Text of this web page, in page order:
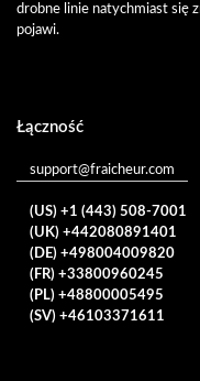
drobne linie natychmiast się
pojawi.
Łączność
support@fraicheur.com
(US) +1 (443) 508-7001
(UK) +442080891401
(DE) +498004009820
(FR) +33800960245
(PL) +48800005495
(SV) +46103371611